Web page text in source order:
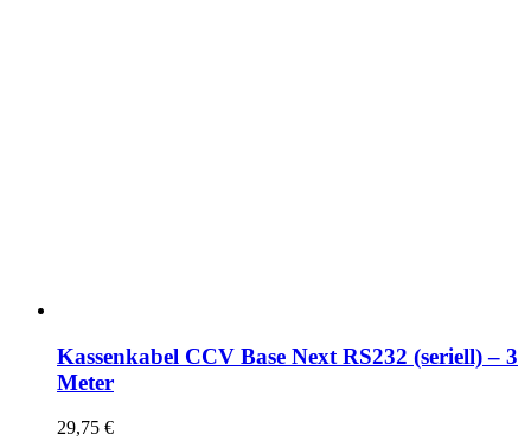
Kassenkabel CCV Base Next RS232 (seriell) – 3
Meter
29,75 €